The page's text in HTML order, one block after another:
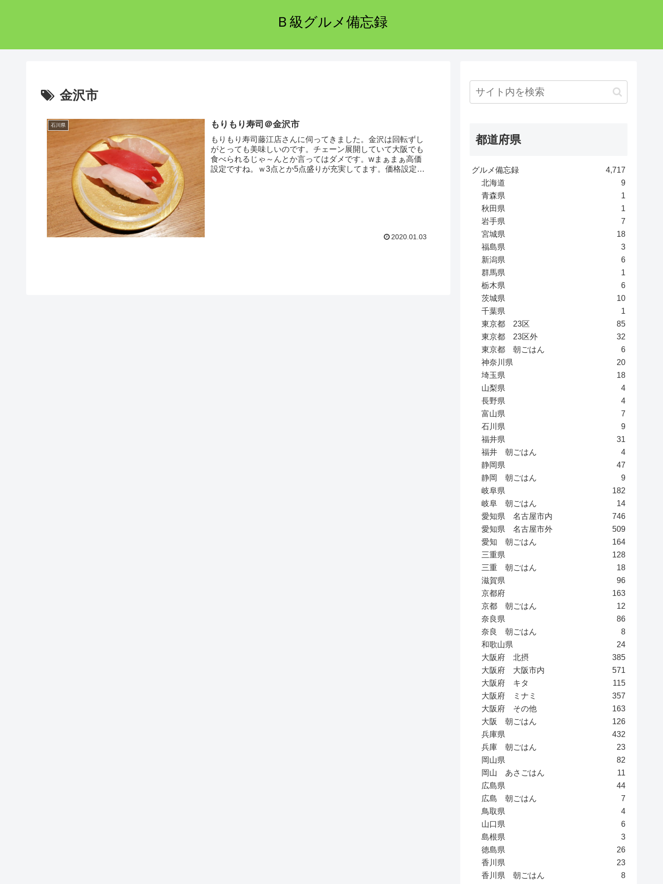
Ｂ級グルメ備忘録
金沢市
石川県 もりもり寿司＠金沢市
もりもり寿司藤江店さんに伺ってきました。金沢は回転ずし
がとっても美味しいのです。チェーン展開していて大阪でも
食べられるじゃ～んとか言ってはダメです。wまぁまぁ高価
設定ですね。ｗ3点とか5点盛りが充実してます。価格設定は
2020.01.03
都道府県
グルメ備忘録
4,717
北海道
9
青森県
1
秋田県
1
岩手県
7
宮城県
18
福島県
3
新潟県
6
群馬県
1
栃木県
6
茨城県
10
千葉県
1
東京都 23区
85
東京都 23区外
32
東京都 朝ごはん
6
神奈川県
20
埼玉県
18
山梨県
4
長野県
4
富山県
7
石川県
9
福井県
31
福井 朝ごはん
4
静岡県
47
静岡 朝ごはん
9
岐阜県
182
岐阜 朝ごはん
14
愛知県 名古屋市内
746
愛知県 名古屋市外
509
愛知 朝ごはん
164
三重県
128
三重 朝ごはん
18
滋賀県
96
京都府
163
京都 朝ごはん
12
奈良県
86
奈良 朝ごはん
8
和歌山県
24
大阪府 北摂
385
大阪府 大阪市内
571
大阪府 キタ
115
大阪府 ミナミ
357
大阪府 その他
163
大阪 朝ごはん
126
兵庫県
432
兵庫 朝ごはん
23
岡山県
82
岡山 あさごはん
11
広島県
44
広島 朝ごはん
7
鳥取県
4
山口県
6
島根県
3
徳島県
26
香川県
23
香川県 朝ごはん
8